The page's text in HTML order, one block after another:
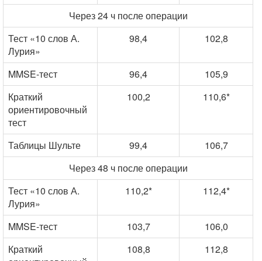
Через 24 ч после операции
Тест «10 слов А.
Лурия»
98,4 102,8
MMSE-тест 96,4
105,9
Краткий
ориентировочный
тест
100,2 110,6*
Таблицы Шульте 99,4
106,7
Через 48 ч после операции
Тест «10 слов А.
Лурия»
110,2* 112,4*
MMSE-тест 103,7
106,0
Краткий
108,8 112,8